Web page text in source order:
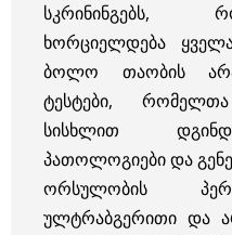
სკრინინგებს,
ხორციელდება
ბოლო თაობის
ტესტები,
სისხლით
პათოლოგიები და
ორსულობის
ულტრაბგერითი და